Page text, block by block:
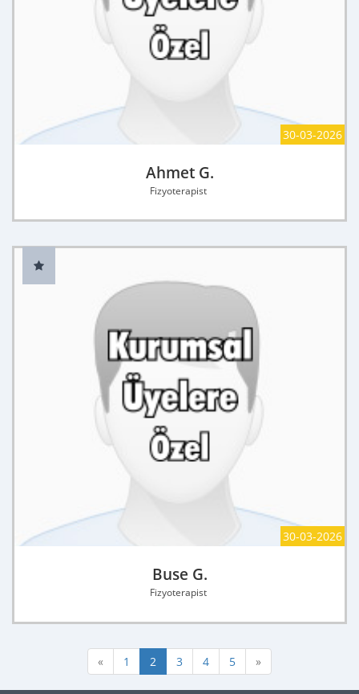
30-03-2026
Ahmet G.
Fizyoterapist
30-03-2026
Buse G.
Fizyoterapist
« 1 2 3 4 5 »